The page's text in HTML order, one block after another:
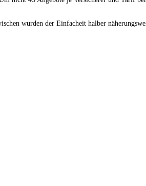
wurden der Einfacheit halber